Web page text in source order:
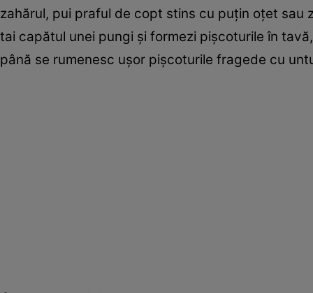
zahărul, pui praful de copt stins cu puţin oţet sau
tai capătul unei pungi şi formezi pişcoturile în
până se rumenesc uşor pişcoturile fragede cu